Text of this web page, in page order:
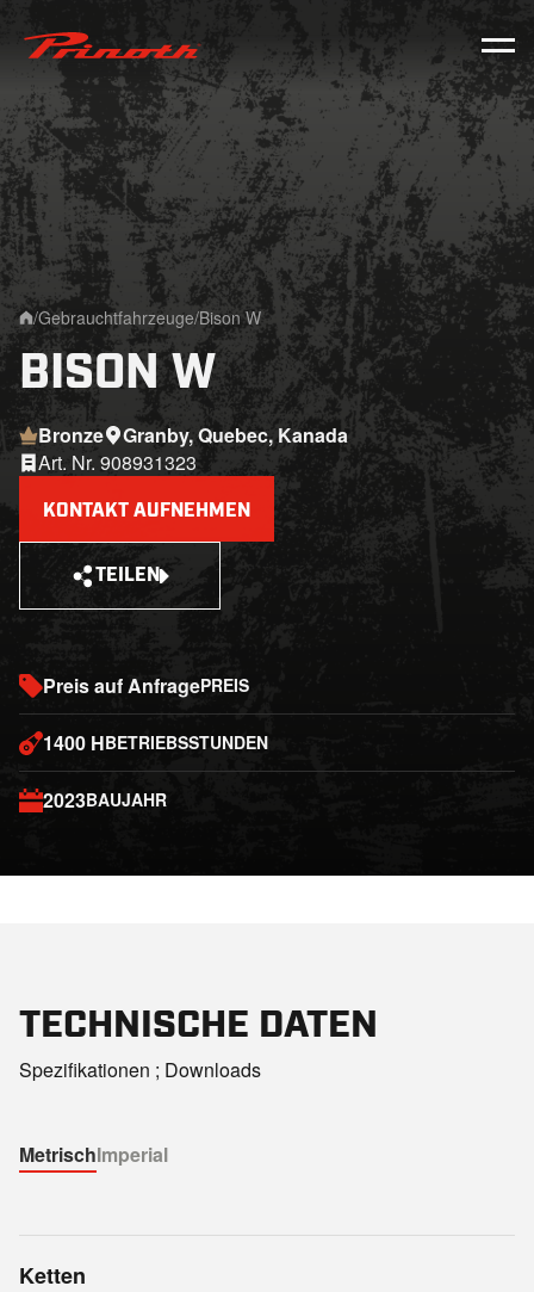
Prinoth - Corporate Website
Home
/Gebrauchtfahrzeuge/Bison W
BISON W
Bronze
Granby, Quebec, Kanada
Art. Nr. 908931323
KONTAKT AUFNEHMEN
TEILEN
Preis auf AnfragePREIS
1400 HBETRIEBSSTUNDEN
2023BAUJAHR
TECHNISCHE DATEN
Spezifikationen ; Downloads
MetrischImperial
Ketten